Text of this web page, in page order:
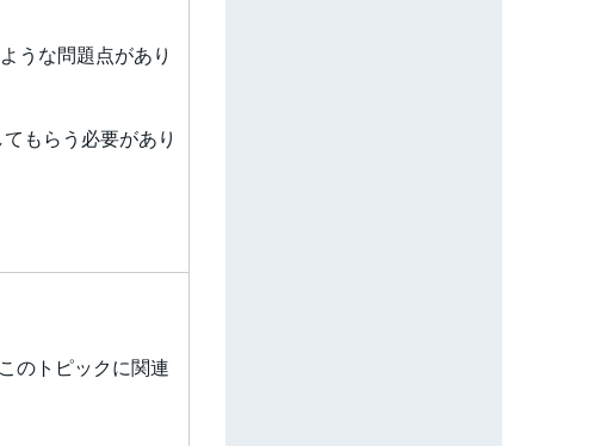
うな問題点があり
もらう必要があり
のトピックに関連